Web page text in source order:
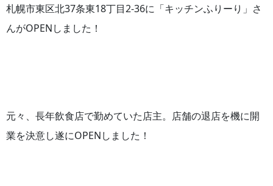
札幌市東区北37条東18丁目2-36に「キッチンふりーり」さ
んがOPENしました！
元々、長年飲食店で勤めていた店主。店舗の退店を機に開
業を決意し遂にOPENしました！